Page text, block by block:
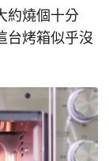
約燒個十分
台烤箱似乎沒